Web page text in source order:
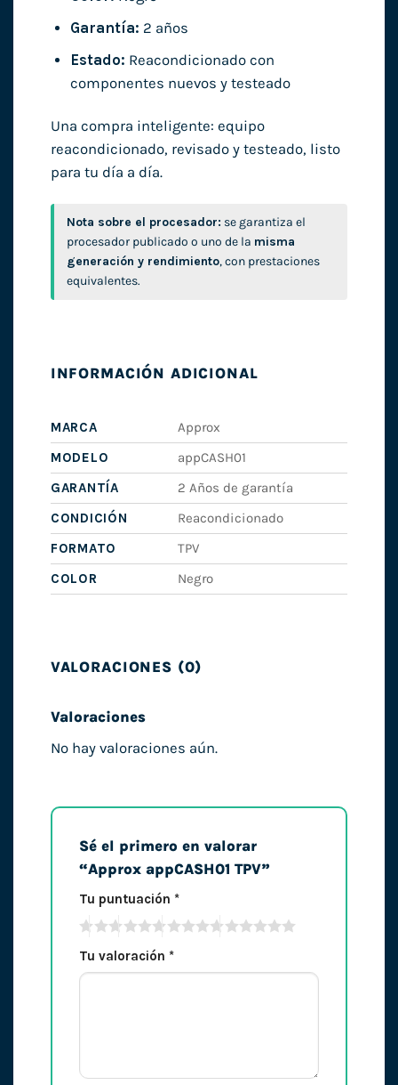
Garantía: 2 años
Estado: Reacondicionado con
componentes nuevos y testeado
Una compra inteligente: equipo
reacondicionado, revisado y testeado, listo
para tu día a día.
Nota sobre el procesador: se garantiza el
procesador publicado o uno de la misma
generación y rendimiento, con prestaciones
equivalentes.
INFORMACIÓN ADICIONAL
MARCA
Approx
MODELO
appCASH01
GARANTÍA
2 Años de garantía
CONDICIÓN
Reacondicionado
FORMATO
TPV
COLOR
Negro
VALORACIONES (0)
Valoraciones
No hay valoraciones aún.
Sé el primero en valorar
“Approx appCASH01 TPV”
Tu puntuación *
Tu valoración *